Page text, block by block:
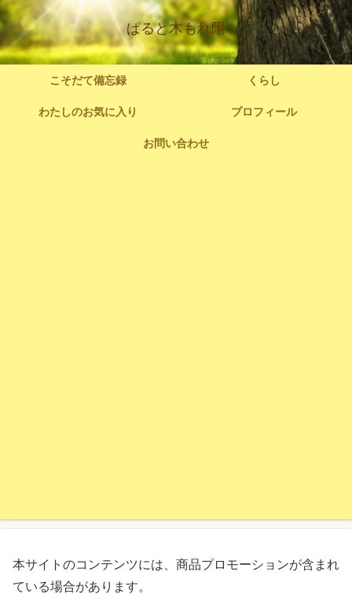
ぱると木もれ陽
こそだて備忘録 くらし
わたしのお気に入り プロフィール
お問い合わせ
本サイトのコンテンツには、商品プロモーションが含まれ
ている場合があります。